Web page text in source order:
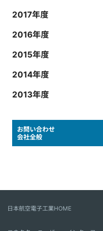
2017年度
2016年度
2015年度
2014年度
2013年度
お問い合わせ
会社全般
日本航空電子工業HOME